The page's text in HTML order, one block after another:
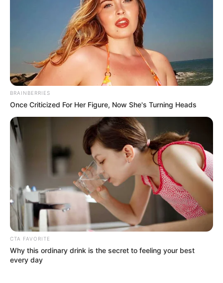
BRAINBERRIES
Once Criticized For Her Figure, Now She's Turning Heads
CTA FAVORITE
Why this ordinary drink is the secret to feeling your best
every day